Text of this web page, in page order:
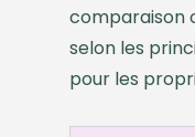
comparaison
selon les
pour les